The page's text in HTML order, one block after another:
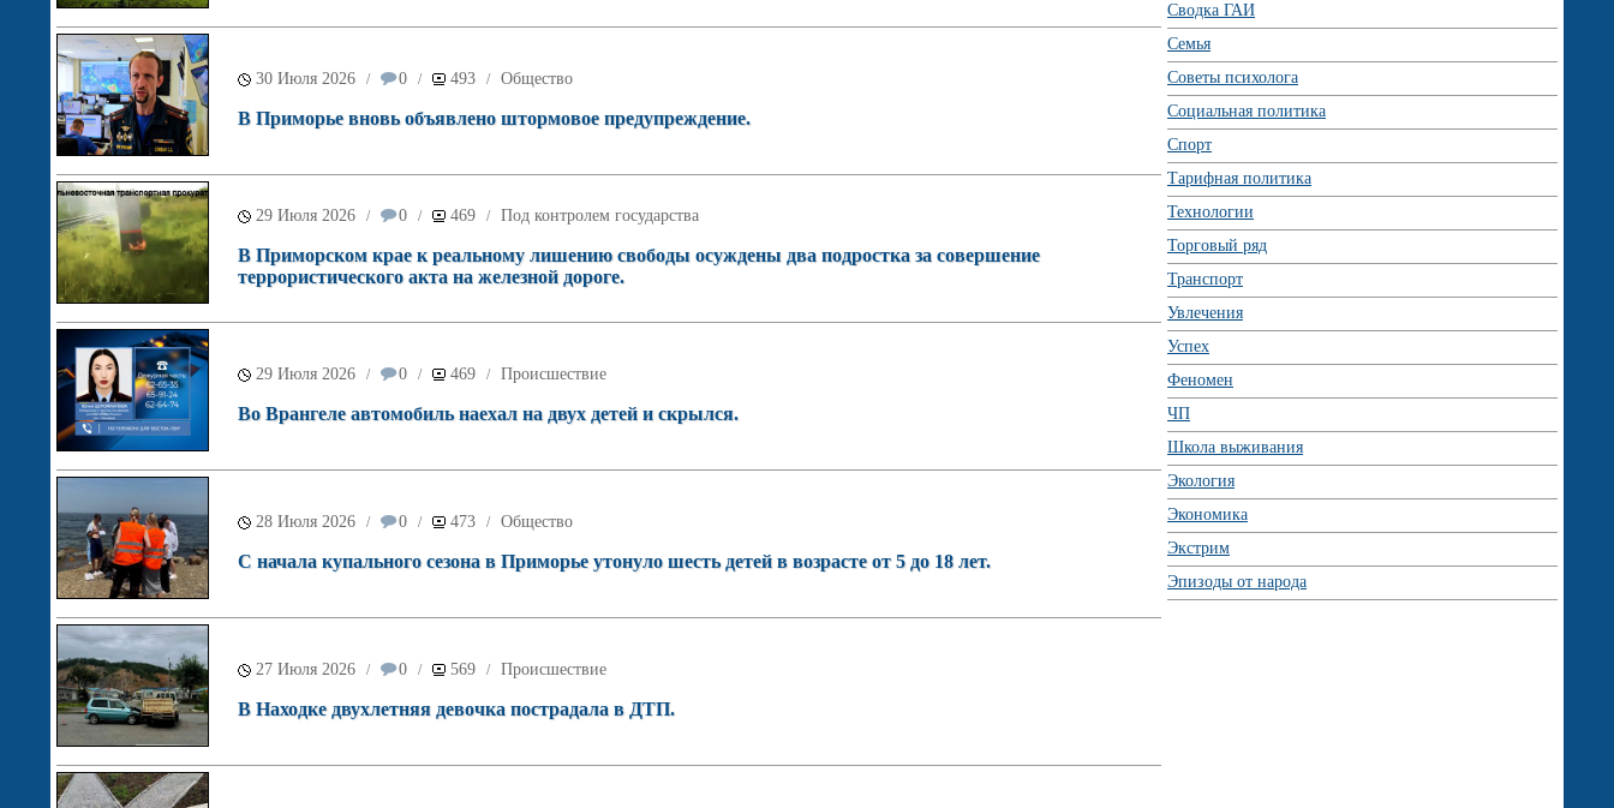
30 Июля 2026 / 0 / 493 / Общество
В Приморье вновь объявлено штормовое предупреждение.
29 Июля 2026 / 0 / 469 / Под контролем государства
В Приморском крае к реальному лишению свободы осуждены два подростка за совершение
террористического акта на железной дороге.
29 Июля 2026 / 0 / 469 / Происшествие
Во Врангеле автомобиль наехал на двух детей и скрылся.
28 Июля 2026 / 0 / 473 / Общество
С начала купального сезона в Приморье утонуло шесть детей в возрасте от 5 до 18 лет.
27 Июля 2026 / 0 / 569 / Происшествие
В Находке двухлетняя девочка пострадала в ДТП.
Сводка ГАИ
Семья
Советы психолога
Социальная политика
Спорт
Тарифная политика
Технологии
Торговый ряд
Транспорт
Увлечения
Успех
Феномен
ЧП
Школа выживания
Экология
Экономика
Экстрим
Эпизоды от народа